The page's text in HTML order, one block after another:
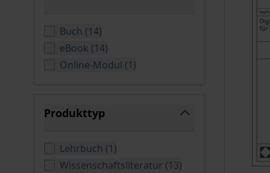
Buch (14verfügbare Produkte
)
eBook (14verfügbare Produkte
)
Online-Modul (1verfügbare Produkte
)
Produkttyp
Lehrbuch (1verfügbare Produkte
)
Wissenschaftsliteratur (13verfügbare
)